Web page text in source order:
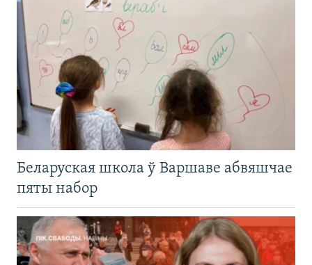
Беларуская школа ў Варшаве абвяшчае
пяты набор